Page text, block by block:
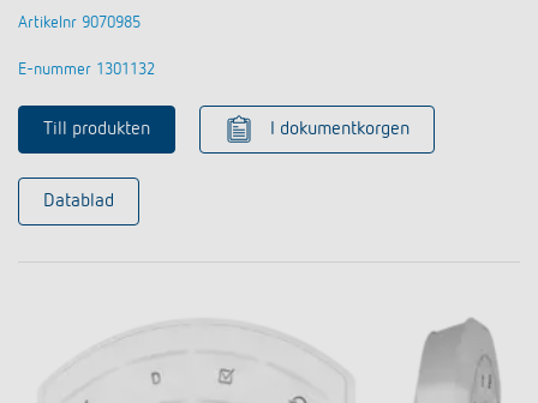
Artikelnr 9070985
E-nummer 1301132
Till produkten I dokumentkorgen
Datablad